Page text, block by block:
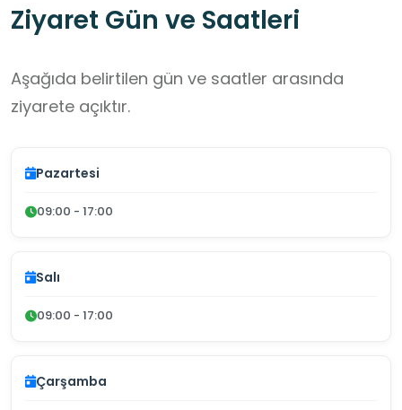
Ziyaret Gün ve Saatleri
Aşağıda belirtilen gün ve saatler arasında
ziyarete açıktır.
Pazartesi
09:00 - 17:00
Salı
09:00 - 17:00
Çarşamba